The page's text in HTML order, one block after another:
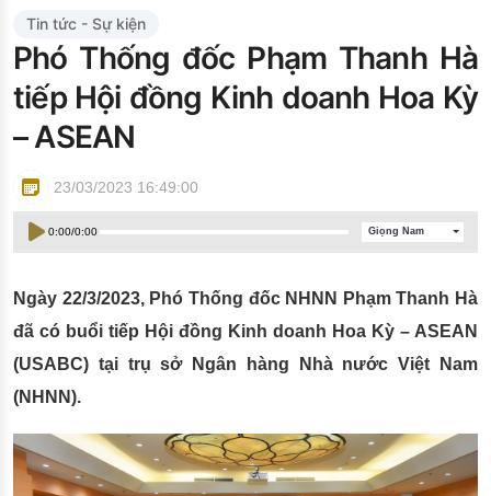
Đào tạo ISO
Tin tức - Sự kiện
Phó Thống đốc Phạm Thanh Hà
tiếp Hội đồng Kinh doanh Hoa Kỳ
– ASEAN
23/03/2023 16:49:00
0:00/0:00 Giọng Nam
Ngày 22/3/2023, Phó Thống đốc NHNN Phạm Thanh Hà
đã có buổi tiếp Hội đồng Kinh doanh Hoa Kỳ – ASEAN
(USABC) tại trụ sở Ngân hàng Nhà nước Việt Nam
(NHNN).